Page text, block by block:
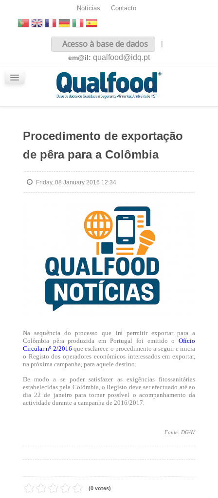
Notícias Contacto
Acesso à base de dados
|
em@il: qualfood@idq.pt
Procedimento de exportação
de pêra para a Colômbia
Friday, 08 January 2016 12:34
Na sequência do processo que irá permitir exportar para a
Colômbia pêra produzida em Portugal foi emitido oOfício
Circular nº 2/2016 que esclarece o procedimento a seguir e inicia
o Registo dos operadores económicos interessados em exportar,
na próxima campanha, para aquele destino.
De modo a se poder satisfazer as exigências fitossanitárias
estabelecidas pela Colômbia, o Registo deve ser efectuado até ao
dia 22 de janeiro para tornar possível o acompanhamento da
actividade durante a campanha de 2016/2017.
Fonte: DGAV
(0 votes)